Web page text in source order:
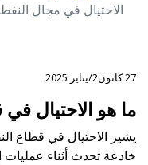
الاحتيال في مجال النفط
27 كانون2/يناير 2025
ما هو الاحتيال
يشير الاحتيال في قطاع
خادعة تحدث أثناء عمليات